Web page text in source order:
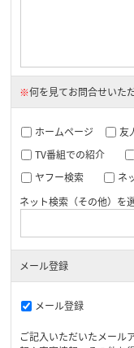
※何を見てお問合せいた
ホームページ 友
TV番組での紹介
ヤフー検索
ネ
ネット検索（その他）を
メール登録
メール登録
ご記入いただいたメール